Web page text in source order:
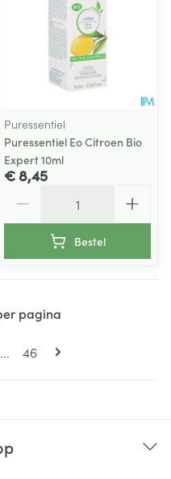
Puressentiel
Puressentiel Eo Citroen Bio
Expert 10ml
€ 8,45
Bestel
pagina
... Pagina
46
pagina